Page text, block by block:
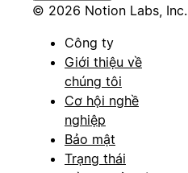
© 2026 Notion Labs, Inc.
Công ty
Giới thiệu về
chúng tôi
Cơ hội nghề
nghiệp
Bảo mật
Trạng thái